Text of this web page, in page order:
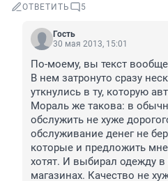
ОТВЕТИТЬ 5
Гость
30 мая 2013, 15:01
По-моему, вы текст
В нем затронуто сразу
уткнулись в ту, которую
Мораль же такова: в
обслужить не хуже
обслуживание денег не
которые и предложить
хотят. И выбирал одежду
магазинах. Качество не